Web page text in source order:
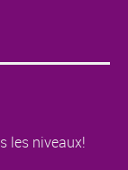
les niveaux!